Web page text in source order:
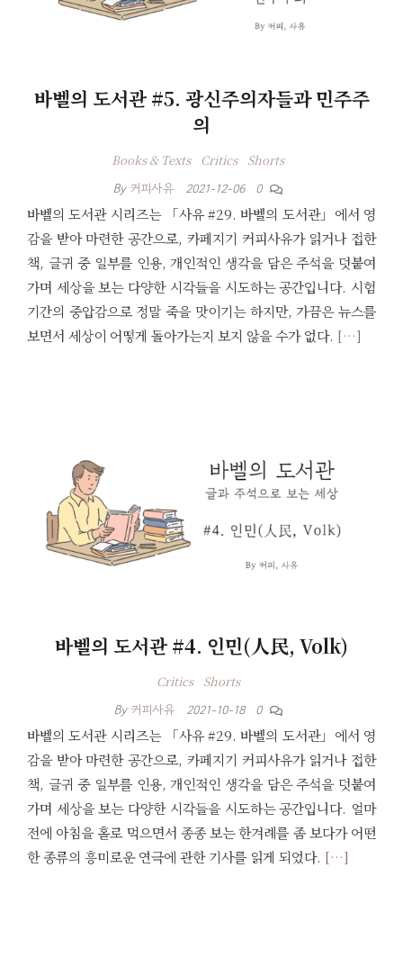
바벨의 도서관 #5. 광신주의자들과 민주주
의
Books & Texts Critics Shorts
By 커피사유 2021-12-06 0
바벨의 도서관 시리즈는 「사유 #29. 바벨의 도서관」에서 영
감을 받아 마련한 공간으로, 카페지기 커피사유가 읽거나 접한
책, 글귀 중 일부를 인용, 개인적인 생각을 담은 주석을 덧붙여
가며 세상을 보는 다양한 시각들을 시도하는 공간입니다. 시험
기간의 중압감으로 정말 죽을 맛이기는 하지만, 가끔은 뉴스를
보면서 세상이 어떻게 돌아가는지 보지 않을 수가 없다. […]
바벨의 도서관 #4. 인민(人民, Volk)
Critics Shorts
By 커피사유 2021-10-18 0
바벨의 도서관 시리즈는 「사유 #29. 바벨의 도서관」에서 영
감을 받아 마련한 공간으로, 카페지기 커피사유가 읽거나 접한
책, 글귀 중 일부를 인용, 개인적인 생각을 담은 주석을 덧붙여
가며 세상을 보는 다양한 시각들을 시도하는 공간입니다. 얼마
전에 아침을 홀로 먹으면서 종종 보는 한겨례를 좀 보다가 어떤
한 종류의 흥미로운 연극에 관한 기사를 읽게 되었다. […]